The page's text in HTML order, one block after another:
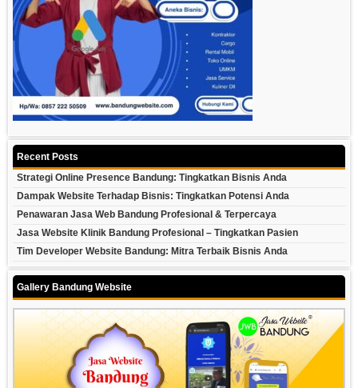
Recent Posts
Strategi Online Presence Bandung: Tingkatkan Bisnis Anda
Dampak Website Terhadap Bisnis: Tingkatkan Potensi Anda
Penawaran Jasa Web Bandung Profesional & Terpercaya
Jasa Website Klinik Bandung Profesional – Tingkatkan Pasien
Tim Developer Website Bandung: Mitra Terbaik Bisnis Anda
Gallery Bandung Website